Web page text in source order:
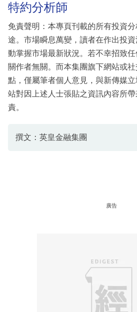
特約分析師
免責聲明：本專頁刊載的所有投資
途。市場瞬息萬變，讀者在作出投
動掌握市場最新狀況。若不幸招致
關作者無關。而本集團旗下網站或
點，僅屬筆者個人意見，與新傳媒
站對因上述人士張貼之資訊內容所
責。
撰文：英皇金融集團
廣告